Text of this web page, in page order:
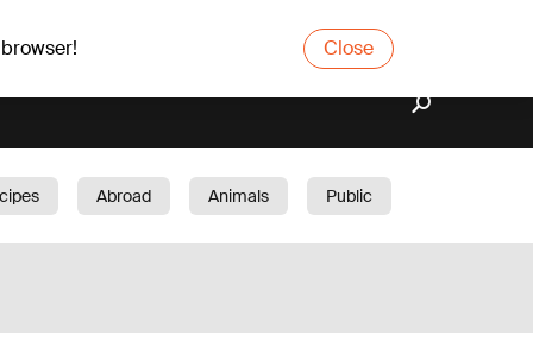
Close
Abroad Animals
Public